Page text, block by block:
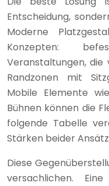
Entscheidung,
Moderne
Konzepten:
Veranstaltungen, die
Randzonen mit
Mobile Elemente
Bühnen können die
folgende Tabelle
Stärken beider
Diese
versachlichen. Eine